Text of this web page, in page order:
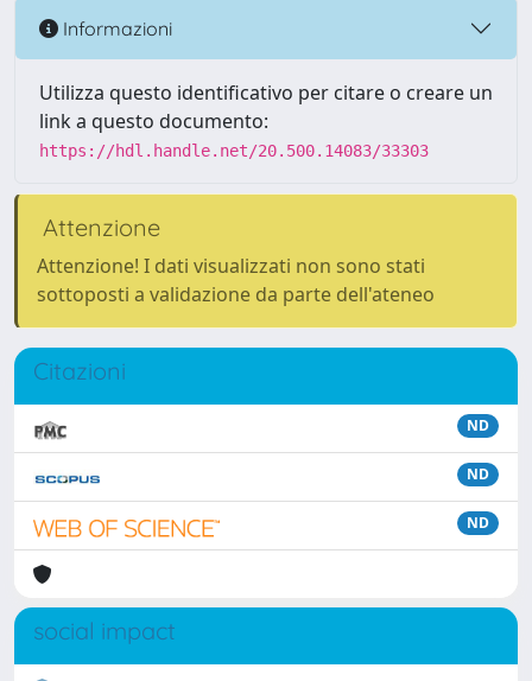
Informazioni
Utilizza questo identificativo per citare o creare un
link a questo documento:
https://hdl.handle.net/20.500.14083/33303
Attenzione
Attenzione! I dati visualizzati non sono stati
sottoposti a validazione da parte dell'ateneo
Citazioni
ND
ND
ND
social impact